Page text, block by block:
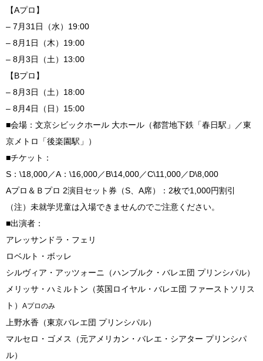
【Aプロ】
– 7月31日（水）19:00
– 8月1日（木）19:00
– 8月3日（土）13:00
【Bプロ】
– 8月3日（土）18:00
– 8月4日（日）15:00
■会場：文京シビックホール 大ホール（都営地下鉄「春日駅」／東
京メトロ「後楽園駅」）
■チケット：
S：\18,000／A：\16,000／B\14,000／C\11,000／D\8,000
Aプロ＆Ｂプロ 2演目セット券（S、A席）：2枚で1,000円割引
（注）未就学児童は入場できませんのでご注意ください。
■出演者：
アレッサンドラ・フェリ
ロベルト・ボッレ
シルヴィア・アッツォーニ（ハンブルク・バレエ団 プリンシパル）
メリッサ・ハミルトン（英国ロイヤル・バレエ団 ファーストソリス
ト） Aプロのみ
上野水香（東京バレエ団 プリンシパル）
マルセロ・ゴメス（元アメリカン・バレエ・シアター プリンシパ
ル）